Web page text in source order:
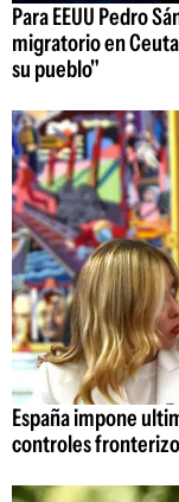
Para EEUU Pedro
migratorio en
su pueblo"
España impone
controles